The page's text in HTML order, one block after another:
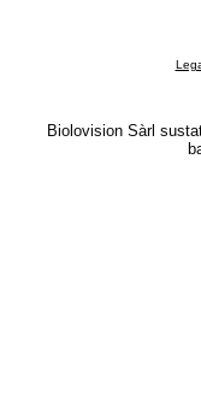
Biolovision Sàrl